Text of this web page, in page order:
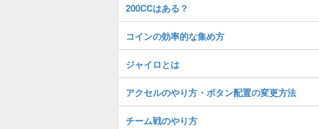
200CCはある？
コインの効率的な集め方
ジャイロとは
アクセルのやり方・ボタン配置の変更方法
チーム戦のやり方